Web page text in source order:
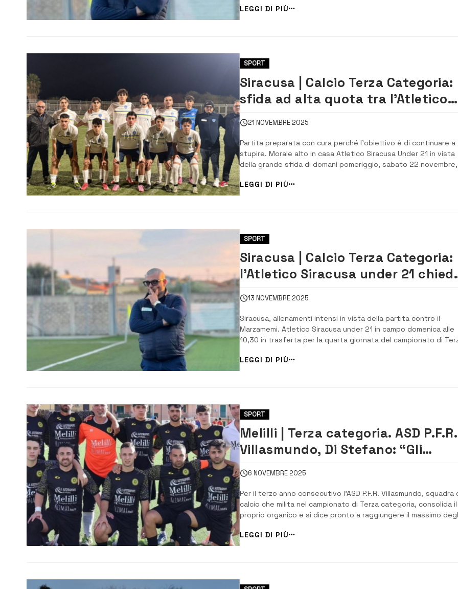
al turno di riposo imposto da un calendario a 11 squadre, la
compagine aretusea ritroverà il c...
LEGGI DI PIÙ
SPORT
Siracusa | Calcio Terza Categoria:
sfida ad alta quota tra l’Atletico
21 NOVEMBRE 2025
Partita preparata con cura perché l’obiettivo è di continuare a
stupire. Morale alto in casa Atletico Siracusa Under 21 in vista
della grande sfida di domani pomeriggio, sabato 22 novembre,
alle 14,30 al “Bianchino” contro il San Paolo. Il piatto forte della
quinta giornata del campionato provinciale di Terza Categoria è
proprio l’incontro che...
LEGGI DI PIÙ
SPORT
Siracusa | Calcio Terza Categoria:
l’Atletico Siracusa under 21
strada al Marzamemi
13 NOVEMBRE 2025
Siracusa, allenamenti intensi in vista della partita contro il
Marzamemi. Atletico Siracusa under 21 in campo domenica alle
10,30 in trasferta per la quarta giornata del campionato di
e la bella affermazione interna di sabato scorso, 2-1, sulla Più
Forte Ragazzi Villasmu...
LEGGI DI PIÙ
SPORT
Melilli | Terza categoria. ASD P.F.R.
Villasmundo, Di Stefano: “Gli
obiettivi ce l’abbiamo chiari”
6 NOVEMBRE 2025
Per il terzo anno consecutivo l’ASD P.F.R. Villasmundo, squadra
calcio che milita nel campionato di Terza categoria, consolida il
proprio organico e si dice pronto a raggiungere il massimo
presidente, Francesco Di Stefano – nasce soprattutto dalla
passione che tutti...
LEGGI DI PIÙ